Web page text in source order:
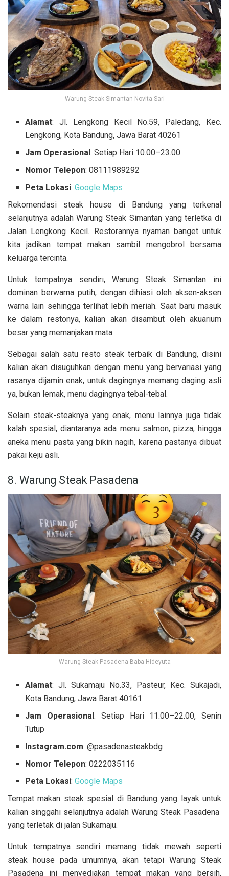
Warung Steak Simantan Novita Sari
Alamat: Jl. Lengkong Kecil No.59, Paledang, Kec.
Lengkong, Kota Bandung, Jawa Barat 40261
Jam Operasional: Setiap Hari 10.00–23.00
Nomor Telepon: 08111989292
Peta Lokasi:Google Maps
Rekomendasi steak house di Bandung yang terkenal
selanjutnya adalah Warung Steak Simantan yang terletka di
Jalan Lengkong Kecil. Restorannya nyaman banget untuk
kita jadikan tempat makan sambil mengobrol bersama
keluarga tercinta.
Untuk tempatnya sendiri, Warung Steak Simantan ini
dominan berwarna putih, dengan dihiasi oleh aksen-aksen
warna lain sehingga terlihat lebih meriah. Saat baru masuk
ke dalam restonya, kalian akan disambut oleh akuarium
besar yang memanjakan mata.
Sebagai salah satu resto steak terbaik di Bandung, disini
kalian akan disuguhkan dengan menu yang bervariasi yang
rasanya dijamin enak, untuk dagingnya memang daging asli
ya, bukan lemak, menu dagingnya tebal-tebal.
Selain steak-steaknya yang enak, menu lainnya juga tidak
kalah spesial, diantaranya ada menu salmon, pizza, hingga
aneka menu pasta yang bikin nagih, karena pastanya dibuat
pakai keju asli.
8. Warung Steak Pasadena
Warung Steak Pasadena Baba Hideyuta
Alamat: Jl. Sukamaju No.33, Pasteur, Kec. Sukajadi,
Kota Bandung, Jawa Barat 40161
Jam Operasional: Setiap Hari 11.00–22.00, Senin
Tutup
Instagram.com: @pasadenasteakbdg
Nomor Telepon: 0222035116
Peta Lokasi: Google Maps
Tempat makan steak spesial di Bandung yang layak untuk
kalian singgahi selanjutnya adalah Warung Steak Pasadena
yang terletak di jalan Sukamaju.
Untuk tempatnya sendiri memang tidak mewah seperti
steak house pada umumnya, akan tetapi Warung Steak
Pasadena ini menyediakan tempat makan yang bersih,